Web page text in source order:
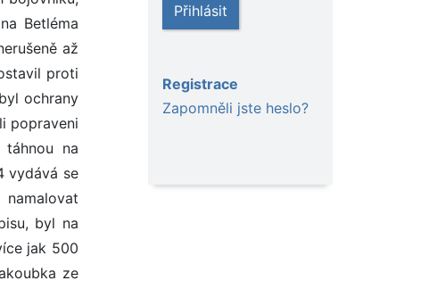
Přihlásit
Registrace
Zapomněli jste heslo?